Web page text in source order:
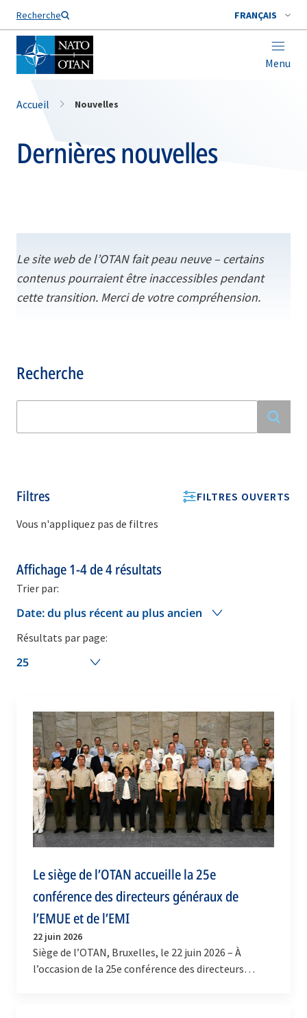
Recherche FRANÇAIS
Menu
Nom de famille*
Accueil Nouvelles
Dernières nouvelles
Le site web de l’OTAN fait peau neuve – certains
contenus pourraient être inaccessibles pendant
cette transition. Merci de votre compréhension.
Recherche
Filtres
FILTRES OUVERTS
Vous n'appliquez pas de filtres
Affichage1-4de4résultats
Trier par:
Date: du plus récent au plus ancien
Résultats par page:
25
Le siège de l’OTAN accueille la 25e
conférence des directeurs généraux de
l’EMUE et de l’EMI
22 juin 2026
Siège de l’OTAN, Bruxelles, le 22 juin 2026 – À
l’occasion de la 25e conférence des directeurs